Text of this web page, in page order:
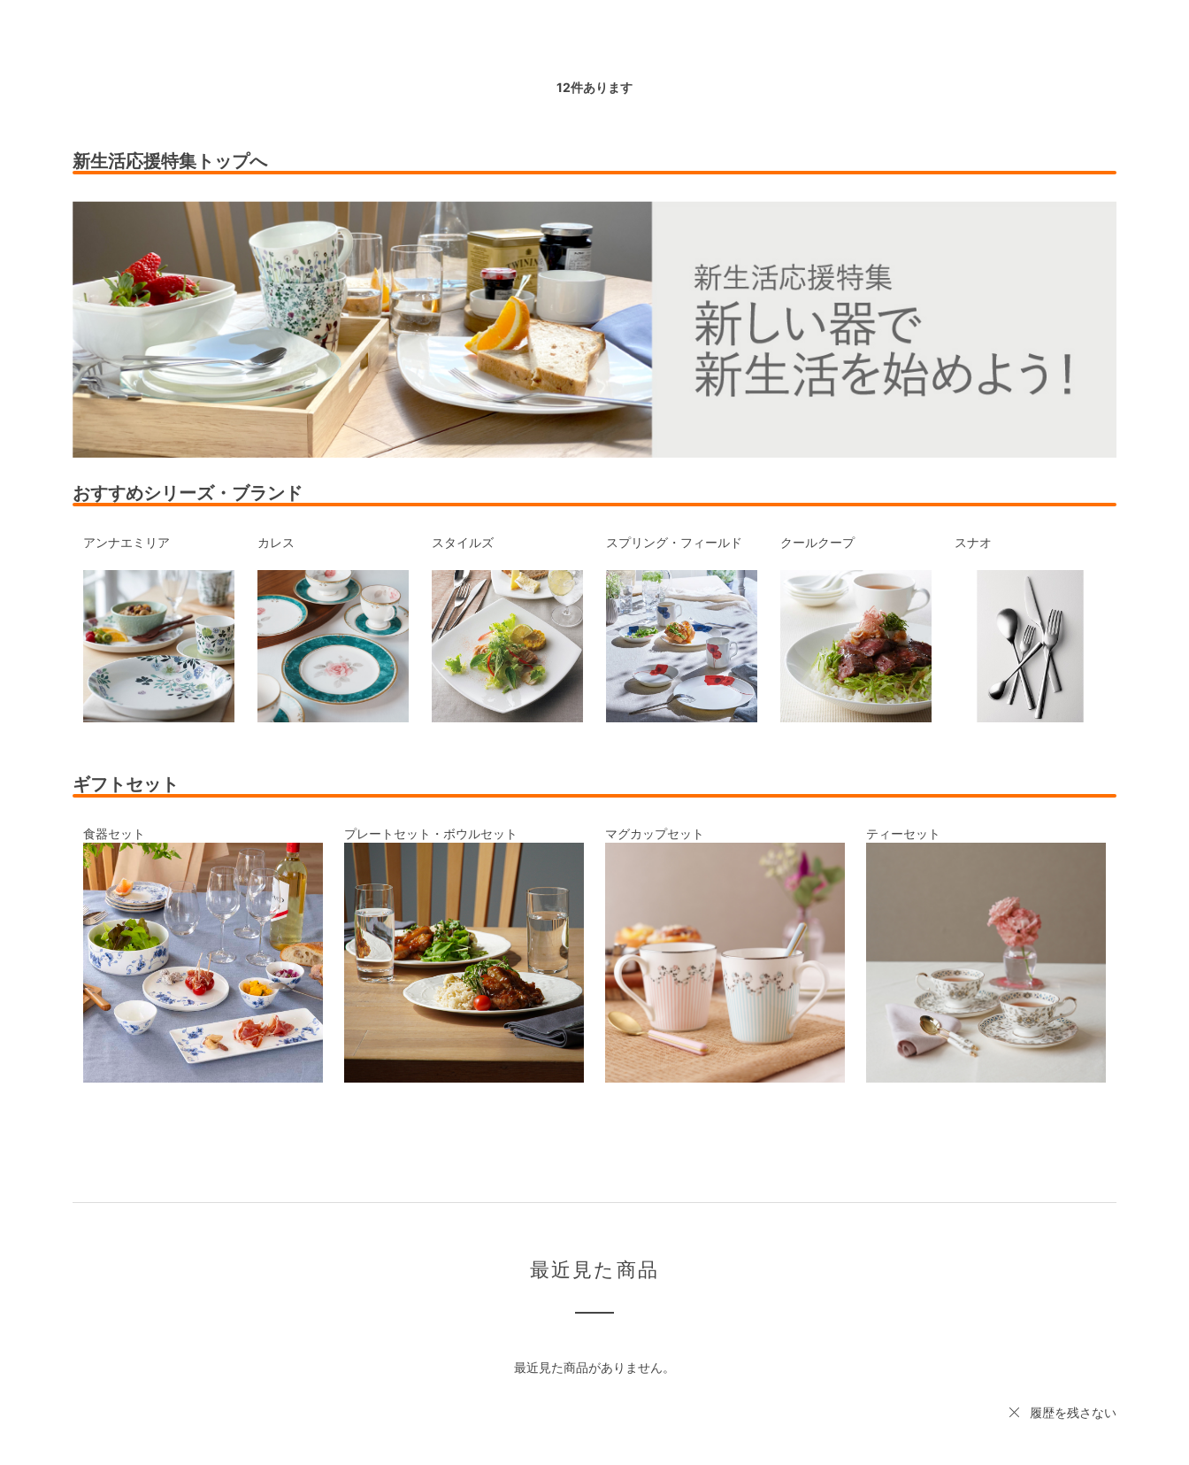
12件あります
新生活応援特集トップへ
おすすめシリーズ・ブランド
アンナエミリア カレス スタイルズ スプリング・ フィールド クールクープ スナオ
ギフトセット
食器セット プレートセット・ ボウルセット マグカップセット ティーセット
最近見た商品
最近見た商品がありません。
履歴を残さない